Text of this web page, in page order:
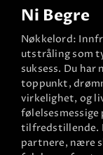
Ni Begre
Nøkkelord:
utstråling som
suksess. Du
toppunkt,
virkelighet, og
tilfredstillende.
partnere, nære